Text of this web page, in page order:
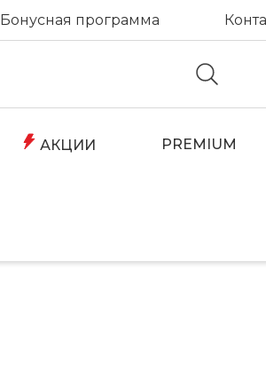
Бонусная программа
АКЦИИ PREMIUM